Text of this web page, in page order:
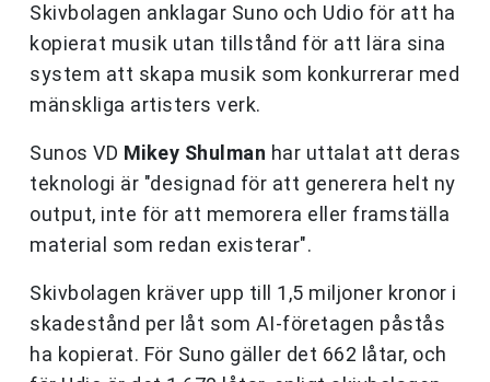
Skivbolagen anklagar Suno och Udio för att ha
kopierat musik utan tillstånd för att lära sina
system att skapa musik som konkurrerar med
mänskliga artisters verk.
Sunos VD Mikey Shulman har uttalat att deras
teknologi är "designad för att generera helt ny
output, inte för att memorera eller framställa
material som redan existerar".
Skivbolagen kräver upp till 1,5 miljoner kronor i
skadestånd per låt som AI-företagen påstås
ha kopierat. För Suno gäller det 662 låtar, och